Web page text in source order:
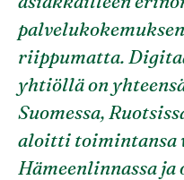
riippumatta.
yhtiöllä on
Suomessa,
aloitti toimintansa
Hämeenlinnassa ja